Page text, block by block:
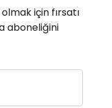
için fırsatı
aboneliğini